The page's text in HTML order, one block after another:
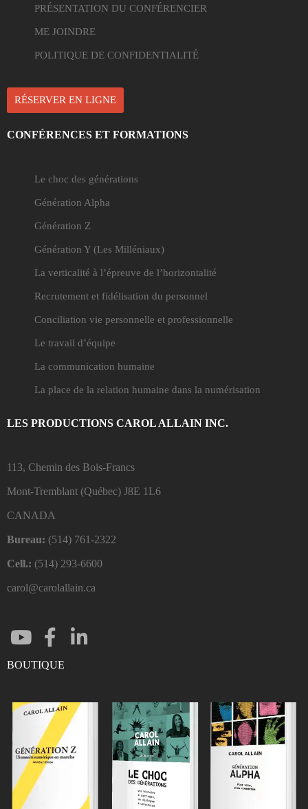
PRÉSENTATION DU CONFÉRENCIER
ME JOINDRE
POLITIQUE DE CONFIDENTIALITÉ
RÉSERVER EN LIGNE
CONFÉRENCES ET FORMATIONS
Le choc des générations
Génération Alpha
Génération Z
Génération Y (Les Milléniaux)
La verticalité à l’épreuve de l’horizontalité
Recrutement et fidélisation du personnel
Conciliation vie personnelle et professionnelle
Le travail d’équipe
La communication humaine
La place de la relation humaine dans la numérisation
LES PRODUCTIONS CAROL ALLAIN INC.
113, Chemin des Bois-Francs
Mont-Tremblant (Québec) J8E 1L6
CANADA
Bureau: (514) 761-2322
Cell.: (514) 293-6600
carol@carolallain.ca
BOUTIQUE
ENTRER